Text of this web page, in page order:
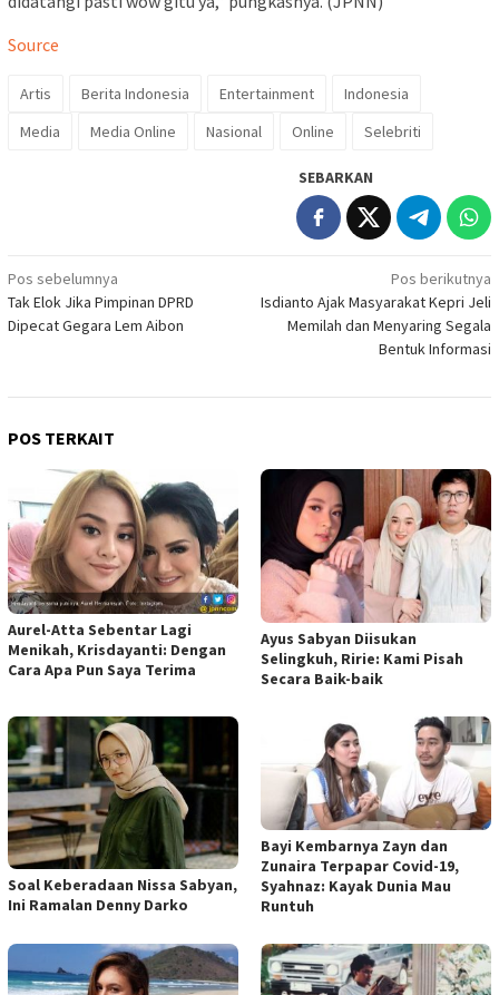
Source
Artis Berita Indonesia Entertainment
Indonesia
Media
Media Online Nasional Online Selebriti
SEBARKAN
Navigasi
pos
Pos sebelumnya
Tak Elok Jika Pimpinan DPRD
Dipecat Gegara Lem Aibon
Pos berikutnya
Isdianto Ajak Masyarakat Kepri Jeli
Memilah dan Menyaring Segala
Bentuk Informasi
POS TERKAIT
Aurel-Atta Sebentar Lagi
Menikah, Krisdayanti: Dengan
Cara Apa Pun Saya Terima
Ayus Sabyan Diisukan
Selingkuh, Ririe: Kami Pisah
Secara Baik-baik
Soal Keberadaan Nissa Sabyan,
Ini Ramalan Denny Darko
Bayi Kembarnya Zayn dan
Zunaira Terpapar Covid-19,
Syahnaz: Kayak Dunia Mau
Runtuh